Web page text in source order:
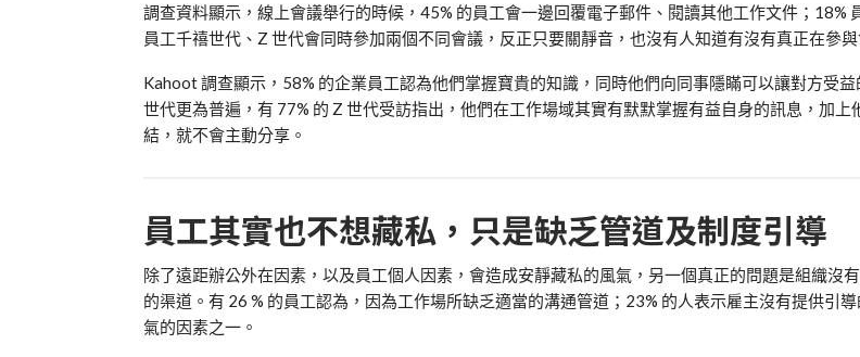
調查資料顯示，線上會議舉行的時候， 45% 的員工會一邊回覆電子郵件、閱讀其他工作文件； 18%
員工千禧世代、 Z 世代會同時參加兩個不同會議，反正只要關靜音，也沒有人知道有沒有真正在參與
Kahoot調查顯示， 58% 的企業員工認為他們掌握寶貴的知識，同時他們向同事隱瞞可以讓對方受
世代更為普遍，有 77% 的 Z 世代受訪指出，他們在工作場域其實有默默掌握有益自身的訊息， 加上
結，就不會主動分享。
員工其實也不想藏私，只是缺乏管道及制度引導
除了遠距辦公外在因素，以及員工個人因素，會造成安靜藏私的風氣，另一個真正的問題是組織沒
的渠道。有 26 % 的員工認為，因為工作場所缺乏適當的溝通管道； 23% 的人表示雇主沒有提供引
氣的因素之一。